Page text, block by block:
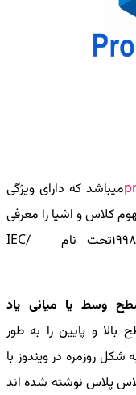
میباشد که دارای ویژگی
کلاس و اشیا را معرفی
IEC/
وسط یا میانی یاد
و پایین را به طور
شکل روزمره در ویندوز با
پلاس نوشته شده اند